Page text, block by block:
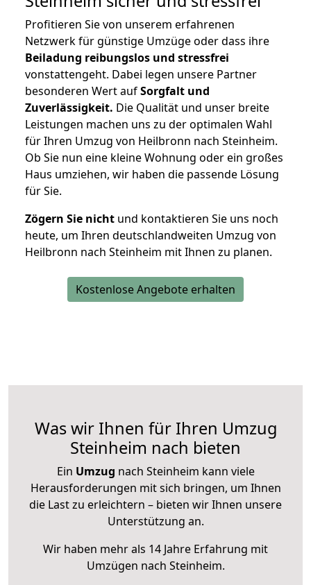
Profitieren Sie von unserem erfahrenen
Netzwerk für günstige Umzüge oder dass ihre
Beiladung reibungslos und stressfrei
vonstattengeht. Dabei legen unsere Partner
besonderen Wert aufSorgfalt und
Zuverlässigkeit. Die Qualität und unser breite
Leistungen machen uns zu der optimalen Wahl
für Ihren Umzug von Heilbronn nach Steinheim.
Ob Sie nun eine kleine Wohnung oder ein großes
Haus umziehen, wir haben die passende Lösung
für Sie.
Zögern Sie nicht und kontaktieren Sie uns noch
heute, um Ihren deutschlandweiten Umzug von
Heilbronn nach Steinheim mit Ihnen zu planen.
Kostenlose Angebote erhalten
Was wir Ihnen für Ihren Umzug
Steinheim nach bieten
Ein Umzug nach Steinheim kann viele
Herausforderungen mit sich bringen, um Ihnen
die Last zu erleichtern – bieten wir Ihnen unsere
Unterstützung an.
Wir haben mehr als 14 Jahre Erfahrung mit
Umzügen nach Steinheim.